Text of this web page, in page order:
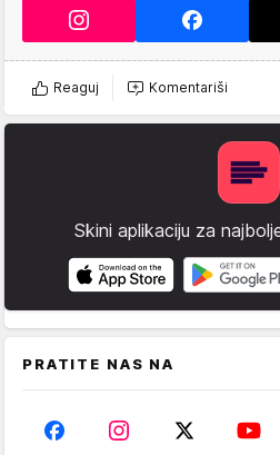
Reaguj Komentariši
Skini aplikaciju za
PRATITE NAS NA